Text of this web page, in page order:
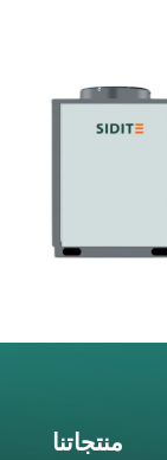
منتجاتنا